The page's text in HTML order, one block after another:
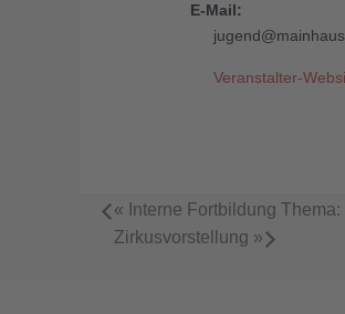
E-Mail:
Veranstalter-
« Interne Fortbildung
Zirkusvorstellung »